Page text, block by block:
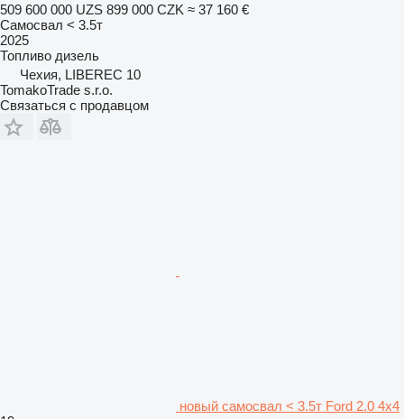
509 600 000 UZS 899 000 CZK ≈ 37 160 €
Самосвал < 3.5т
2025
Топливо дизель
Чехия, LIBEREC 10
TomakoTrade s.r.o.
Связаться с продавцом
новый самосвал < 3.5т Ford 2.0 4x4